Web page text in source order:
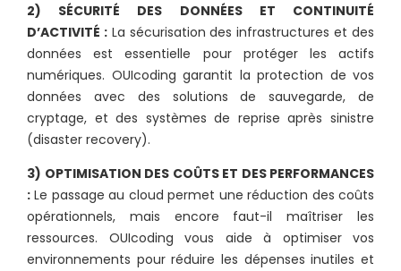
2) SÉCURITÉ DES DONNÉES ET CONTINUITÉ
D’ACTIVITÉ :La sécurisation des infrastructures et des
données est essentielle pour protéger les actifs
numériques. OUIcoding garantit la protection de vos
données avec des solutions de sauvegarde, de
cryptage, et des systèmes de reprise après sinistre
(disaster recovery).
3) OPTIMISATION DES COÛTS ET DES PERFORMANCES
: Le passage au cloud permet une réduction des coûts
opérationnels, mais encore faut-il maîtriser les
ressources. OUIcoding vous aide à optimiser vos
environnements pour réduire les dépenses inutiles et